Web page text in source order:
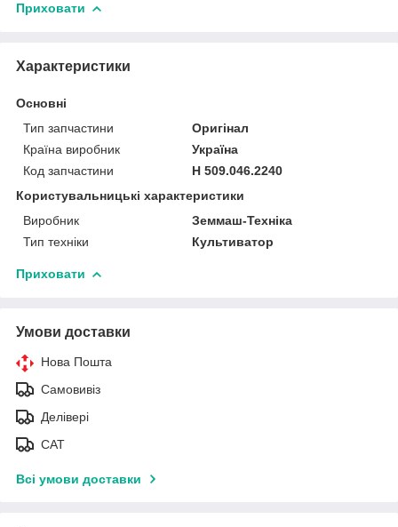
Приховати
Характеристики
Основні
Тип запчастини
Оригінал
Країна виробник
Україна
Код запчастини
Н 509.046.2240
Користувальницькі характеристики
Виробник
Земмаш-Техніка
Тип техніки
Культиватор
Приховати
Умови доставки
Нова Пошта
Самовивіз
Делівері
САТ
Всі умови доставки